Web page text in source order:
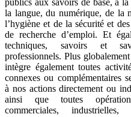
la langue, du numérique, de la
l’hygiène et de la sécurité et
de recherche d’emploi. Et
techniques, savoirs et
professionnels. Plus
intègre également toutes
connexes ou complémentaires
à nos actions directement ou
ainsi que toutes
commerciales, industrielles,